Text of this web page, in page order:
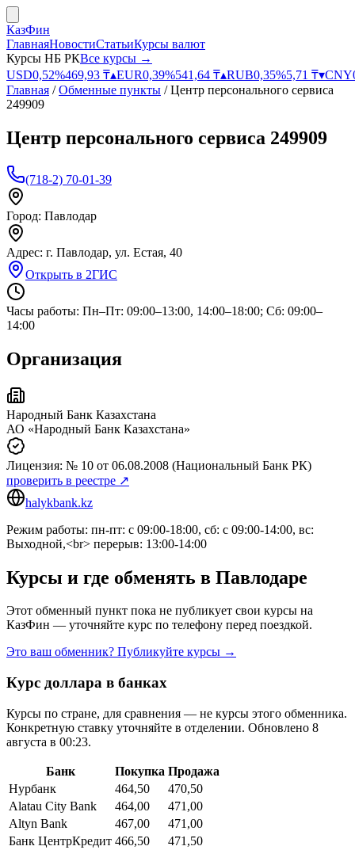
КазФин
ГлавнаяНовостиСтатьиКурсы валют
Курсы НБ РКВсе курсы →
USD0,52%469,93 ₸▴EUR0,39%541,64 ₸▴RUB0,35%5,71 ₸▾CNY
Главная /Обменные пункты /Центр персонального сервиса
249909
Центр персонального сервиса 249909
(718-2) 70-01-39
Город: Павлодар
Адрес: г. Павлодар, ул. Естая, 40
Открыть в 2ГИС
Часы работы: Пн–Пт: 09:00–13:00, 14:00–18:00; Сб: 09:00–
14:00
Организация
Народный Банк Казахстана
АО «Народный Банк Казахстана»
Лицензия: № 10 от 06.08.2008 (Национальный Банк РК)
проверить в реестре ↗
halykbank.kz
Режим работы: пн-пт: с 09:00-18:00, сб: с 09:00-14:00, вс:
Выходной,<br> перерыв: 13:00-14:00
Курсы и где обменять в Павлодаре
Этот обменный пункт пока не публикует свои курсы на
КазФин — уточняйте курс по телефону перед поездкой.
Это ваш обменник? Публикуйте курсы →
Курс доллара в банках
Курсы по стране, для сравнения — не курсы этого обменника.
Конкретную ставку уточняйте в отделении. Обновлено 8
августа в 00:23.
Банк Покупка Продажа
Нурбанк
464,50
470,50
Alatau City Bank
464,00
471,00
Altyn Bank
467,00
471,00
Банк ЦентрКредит 466,50
471,50